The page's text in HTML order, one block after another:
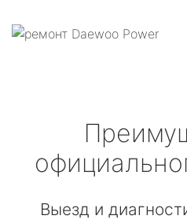
Выезд и